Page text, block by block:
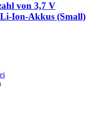
von 3,7 V
Li-Ion-Akkus (Small)